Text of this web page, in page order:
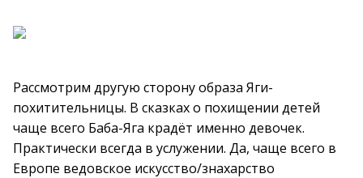
Рассмотрим другую сторону образа Яги-
похитительницы. В сказках о похищении детей
чаще всего Баба-Яга крадёт именно девочек.
Практически всегда в услужении. Да, чаще всего в
Европе ведовское искусство/знахарство